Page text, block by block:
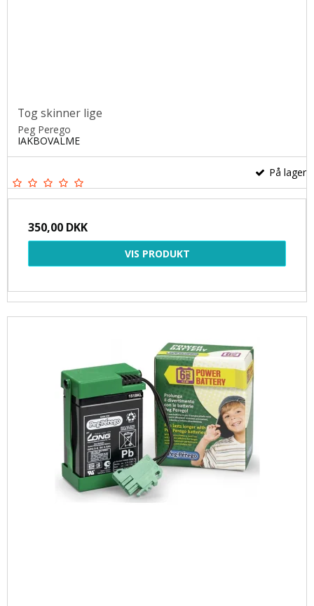
Tog skinner lige
Peg Perego
IAKBOVALME
På lager
350,00 DKK
VIS PRODUKT